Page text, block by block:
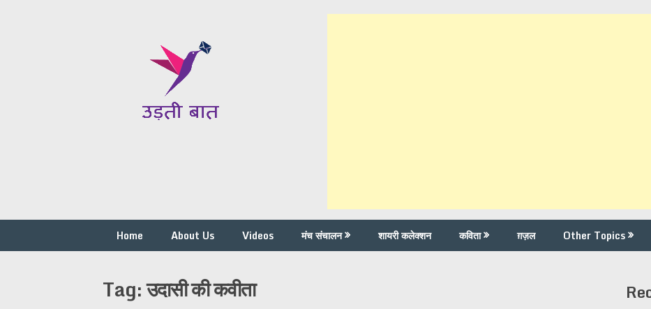
Home About Us Videos मंच संचालन शायरी कलेक्शन कविता ग़ज़ल Other Topics
Tag:उदासी की कवीता